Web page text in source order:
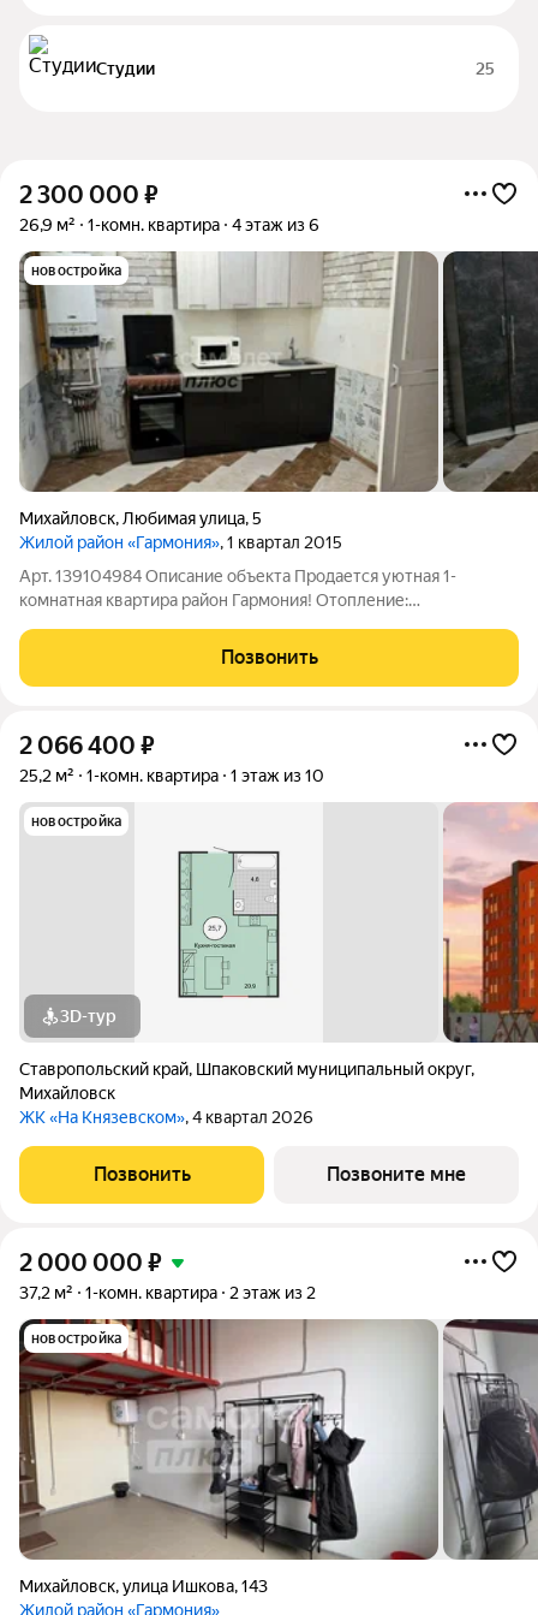
Студии 25
2 300 000 ₽
26,9 м² 1-комн. квартира 4 этаж из 6
новостройка
Михайловск, Любимая улица,5
Жилой район «Гармония», 1 квартал 2015
Арт. 139104984 Описание объекта Продается уютная 1-
комнатная квартира район Гармония! Отопление:
любое время года. Идеальный вариант для комфортной жизни
или выгодной инвестиции! Основные
Позвонить
2 066 400 ₽
25,2 м² 1-комн. квартира 1 этаж из 10
новостройка
3D-тур
Ставропольский край, Шпаковский муниципальный округ,
Михайловск
ЖК «На Князевском», 4 квартал 2026
Позвонить Позвоните мне
2 000 000 ₽
37,2 м² 1-комн. квартира 2 этаж из 2
новостройка
Михайловск,улица Ишкова,143
Жилой район «Гармония»